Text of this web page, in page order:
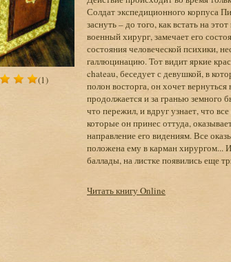
(1)
Солдат экспедиционного корпуса
заснуть – до того, как встать на
военный хирург, замечает его
состояния человеческой психики,
галлюцинацию. Тот видит яркие
chateau, беседует с девушкой, в
полон восторга, он хочет
продолжается и за гранью земного
что пережил, и вдруг узнает, что
которые он принес оттуда,
направление его видениям. Все
положена ему в карман хирургом...
баллады, на листке появились еще
Читать книгу Online